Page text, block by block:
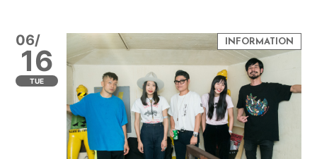
06/
16
TUE